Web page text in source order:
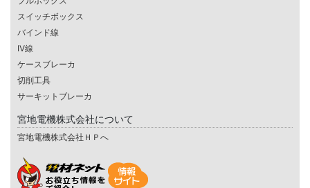
スイッチボックス
バインド線
IV線
ケースブレーカ
切削工具
サーキットブレーカ
宮地電機株式会社について
宮地電機株式会社ＨＰへ